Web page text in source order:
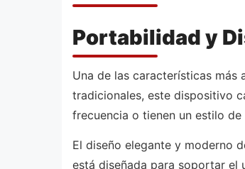
Portabilidad y
Una de las características
tradicionales, este dispositivo
frecuencia o tienen un estilo
El diseño elegante y moderno
está diseñada para soportar el